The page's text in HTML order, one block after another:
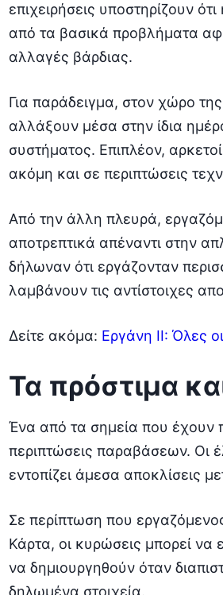
επιχειρήσεις υποστηρίζουν
από τα βασικά προβλήματα
αλλαγές βάρδιας.
Για παράδειγμα, στον χώρο
αλλάξουν μέσα στην ίδια
συστήματος. Επιπλέον,
ακόμη και σε περιπτώσεις
Από την άλλη πλευρά,
αποτρεπτικά απέναντι στην
δήλωναν ότι εργάζονταν
λαμβάνουν τις αντίστοιχες
Δείτε ακόμα: Εργάνη ΙΙ: Όλες
Τα πρόστιμα
Ένα από τα σημεία που έχουν
περιπτώσεις παραβάσεων. Οι
εντοπίζει άμεσα αποκλίσεις
Σε περίπτωση που
Κάρτα, οι κυρώσεις μπορεί να
να δημιουργηθούν όταν